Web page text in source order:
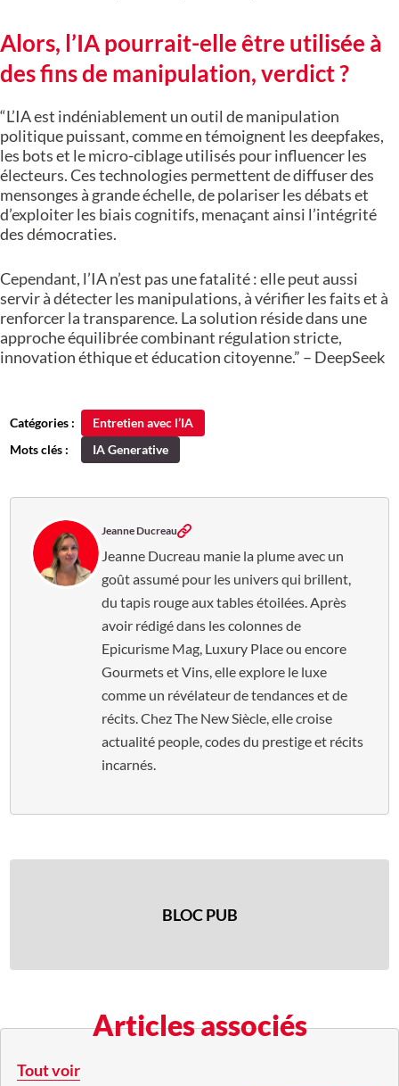
Alors, l’IA pourrait-elle être utilisée à
des fins de manipulation, verdict ?
“L’IA est indéniablement un outil de manipulation
politique puissant, comme en témoignent les deepfakes,
les bots et le micro-ciblage utilisés pour influencer les
électeurs. Ces technologies permettent de diffuser des
mensonges à grande échelle, de polariser les débats et
d’exploiter les biais cognitifs, menaçant ainsi l’intégrité
des démocraties.
Cependant, l’IA n’est pas une fatalité : elle peut aussi
servir à détecter les manipulations, à vérifier les faits et à
renforcer la transparence. La solution réside dans une
approche équilibrée combinant régulation stricte,
innovation éthique et éducation citoyenne.” – DeepSeek
Catégories :
Entretien avec l’IA
Mots clés :
IA Generative
Jeanne Ducreau
Jeanne Ducreau manie la plume avec un
goût assumé pour les univers qui brillent,
du tapis rouge aux tables étoilées. Après
avoir rédigé dans les colonnes de
Epicurisme Mag, Luxury Place ou encore
Gourmets et Vins, elle explore le luxe
comme un révélateur de tendances et de
récits. Chez The New Siècle, elle croise
actualité people, codes du prestige et récits
incarnés.
BLOC PUB
Articles associés
Tout voir